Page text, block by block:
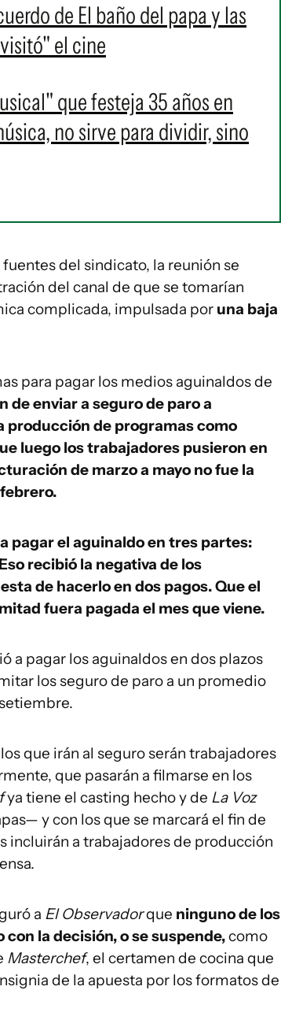
de El baño del papa y las
el cine
que festeja 35 años en
no sirve para dividir, sino
fuentes del sindicato, la reunión se
del canal de que se tomarían
complicada, impulsada por una baja
para pagar los medios aguinaldos de
de enviar a seguro de paro a
producción de programas como
luego los trabajadores pusieron en
de marzo a mayo no fue la
pagar el aguinaldo en tres partes:
recibió la negativa de los
de hacerlo en dos pagos. Que el
fuera pagada el mes que viene.
a pagar los aguinaldos en dos plazos
los seguro de paro a un promedio
que irán al seguro serán trabajadores
que pasarán a filmarse en los
ya tiene el casting hecho y de La Voz
y con los que se marcará el fin de
incluirán a trabajadores de producción
a El Observadorque ninguno de los
la decisión, o se suspende,como
Masterchef, el certamen de cocina que
de la apuesta por los formatos de